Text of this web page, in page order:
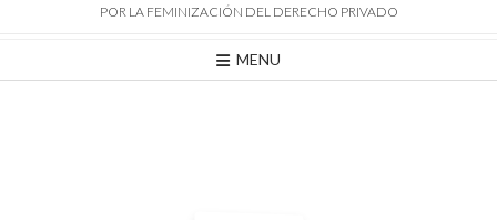
POR LA FEMINIZACIÓN DEL DERECHO PRIVADO
MENU